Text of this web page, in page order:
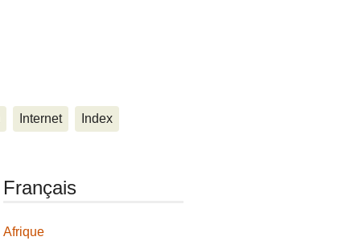
Internet Index
Français
Afrique